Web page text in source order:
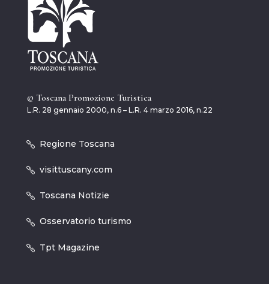
© Toscana Promozione Turistica
L.R. 28 gennaio 2000, n.6 – L.R. 4 marzo 2016, n.22
Regione Toscana
visittuscany.com
Toscana Notizie
Osservatorio turismo
Tpt Magazine